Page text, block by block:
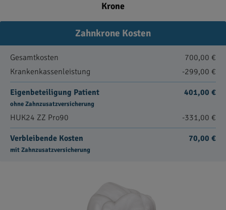
Krone
Zahnkrone Kosten
Gesamtkosten
700,00 €
Krankenkassenleistung
-299,00 €
Eigenbeteiligung Patient
ohne Zahnzusatzversicherung
401,00 €
HUK24 ZZ Pro90 -331,00 €
Verbleibende Kosten
mit Zahnzusatzversicherung
70,00 €